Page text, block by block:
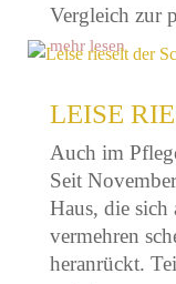
Vergleich zur
mehr lesen
LEISE
Auch im
Seit
Haus, die sich
vermehren
heranrückt.